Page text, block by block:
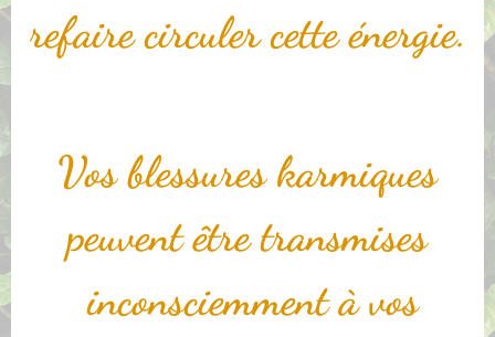
refaire circuler cette énergie.
Vos blessures karmiques
peuvent être transmises
inconsciemment à vos